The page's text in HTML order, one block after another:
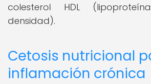
colesterol HDL
densidad).
Cetosis nutricional
inflamación crónica